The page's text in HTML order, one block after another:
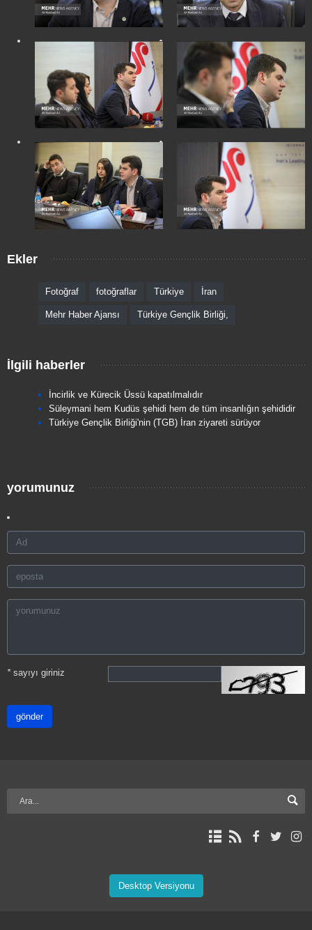
Ekler
Fotoğraf fotoğraflar Türkiye İran
Mehr Haber Ajansı Türkiye Gençlik Birliği,
İlgili haberler
İncirlik ve Kürecik Üssü kapatılmalıdır
Süleymani hem Kudüs şehidi hem de tüm insanlığın şehididir
Türkiye Gençlik Birliği'nin (TGB) İran ziyareti sürüyor
yorumunuz
*sayıyı giriniz
gönder
Desktop Versiyonu